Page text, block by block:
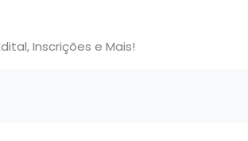
Inscrições e Mais!